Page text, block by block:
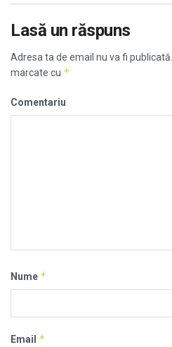
Lasă un răspuns
Adresa ta de email nu va fi publicată.
marcate cu *
Comentariu
Nume *
Email *